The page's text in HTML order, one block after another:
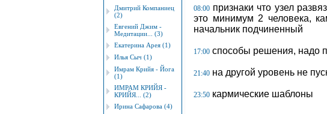
Дмитрий Компаниец
(2)
Евгений Джим -
Медитации... (3)
Екатерина Арея (1)
Илья Сыч (1)
Имрам Крийя - Йога
(1)
ИМРАМ КРИЙЯ -
КРИЙЯ... (2)
Ирина Сафарова (4)
08:00 признаки что узел
это минимум 2 человека,
начальник подчиненный
17:00 способы решения, надо
21:40 на другой уровень не
23:50 кармические шаблоны